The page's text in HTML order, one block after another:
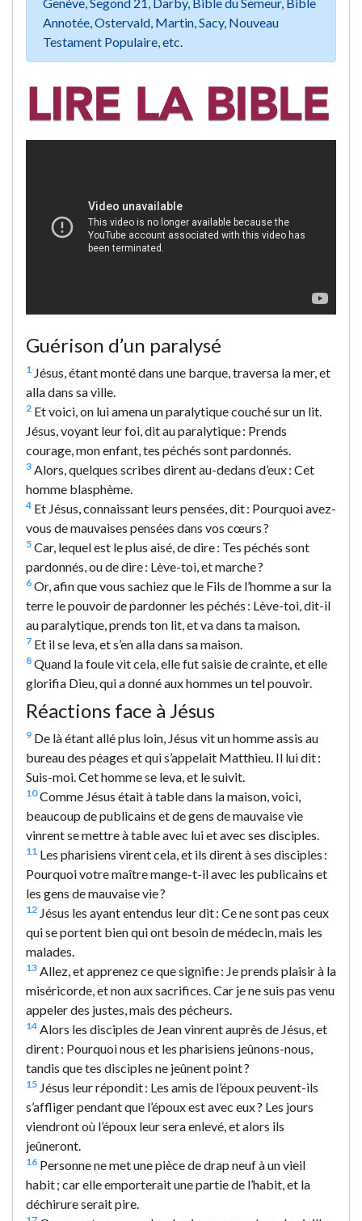
Annotée, Ostervald, Martin, Sacy, Nouveau
Testament Populaire, etc.
Guérison d’un paralysé
1 Jésus, étant monté dans une barque, traversa la mer, et
alla dans sa ville.
2 Et voici, on lui amena un paralytique couché sur un lit.
Jésus, voyant leur foi, dit au paralytique : Prends
courage, mon enfant, tes péchés sont pardonnés.
3 Alors, quelques scribes dirent au-dedans d’eux : Cet
homme blasphème.
4 Et Jésus, connaissant leurs pensées, dit : Pourquoi avez-
vous de mauvaises pensées dans vos cœurs ?
5 Car, lequel est le plus aisé, de dire : Tes péchés sont
pardonnés, ou de dire : Lève-toi, et marche ?
6 Or, afin que vous sachiez que le Fils de l’homme a sur la
terre le pouvoir de pardonner les péchés : Lève-toi, dit-il
au paralytique, prends ton lit, et va dans ta maison.
7 Et il se leva, et s’en alla dans sa maison.
8 Quand la foule vit cela, elle fut saisie de crainte, et elle
glorifia Dieu, qui a donné aux hommes un tel pouvoir.
Réactions face à Jésus
9 De là étant allé plus loin, Jésus vit un homme assis au
bureau des péages et qui s’appelait Matthieu. Il lui dit :
Suis-moi. Cet homme se leva, et le suivit.
10Comme Jésus était à table dans la maison, voici,
beaucoup de publicains et de gens de mauvaise vie
vinrent se mettre à table avec lui et avec ses disciples.
11 Les pharisiens virent cela, et ils dirent à ses disciples :
Pourquoi votre maître mange-t-il avec les publicains et
les gens de mauvaise vie ?
12 Jésus les ayant entendus leur dit : Ce ne sont pas ceux
qui se portent bien qui ont besoin de médecin, mais les
malades.
13 Allez, et apprenez ce que signifie : Je prends plaisir à la
miséricorde, et non aux sacrifices. Car je ne suis pas venu
appeler des justes, mais des pécheurs.
14 Alors les disciples de Jean vinrent auprès de Jésus, et
dirent : Pourquoi nous et les pharisiens jeûnons-nous,
tandis que tes disciples ne jeûnent point ?
15 Jésus leur répondit : Les amis de l’époux peuvent-ils
s’affliger pendant que l’époux est avec eux ? Les jours
viendront où l’époux leur sera enlevé, et alors ils
jeûneront.
16 Personne ne met une pièce de drap neuf à un vieil
habit ; car elle emporterait une partie de l’habit, et la
déchirure serait pire.